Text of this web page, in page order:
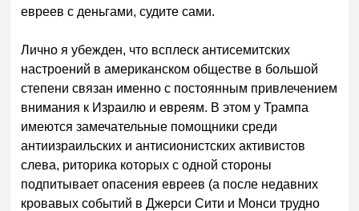
евреев с деньгами, судите сами.
Лично я убежден, что всплеск антисемитских
настроений в американском обществе в большой
степени связан именно с постоянным привлечением
внимания к Израилю и евреям. В этом у Трампа
имеются замечательные помощники среди
антиизраильских и антисионистских активистов
слева, риторика которых с одной стороны
подпитывает опасения евреев (а после недавних
кровавых событий в Джерси Сити и Монси трудно